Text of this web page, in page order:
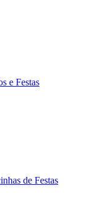
e Festas
de Festas